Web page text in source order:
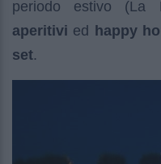
periodo estivo (La
aperitivi ed happy
set.